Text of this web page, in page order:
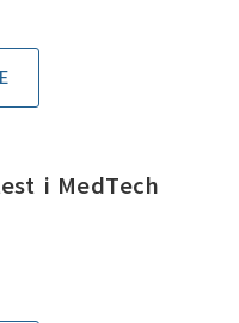
i MedTech